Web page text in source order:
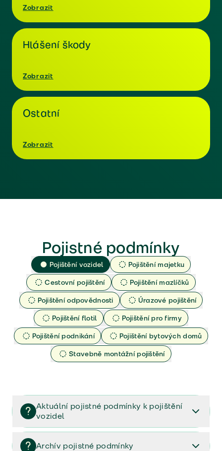
Zobrazit
Hlášení škody
Zobrazit
Ostatní
Zobrazit
Pojistné podmínky
Pojištění vozidel
Pojištění majetku
Cestovní pojištění
Pojištění mazlíčků
Pojištění odpovědnosti
Úrazové pojištění
Pojištění flotil
Pojištění pro firmy
Pojištění podnikání
Pojištění bytových domů
Stavebně montážní pojištění
Aktuální pojistné podmínky k pojištění
vozidel
Pojištění vozidel/Pojistné podmínky a vše důležité ke
smlouvě (PDF)
Archív pojistné podmínky